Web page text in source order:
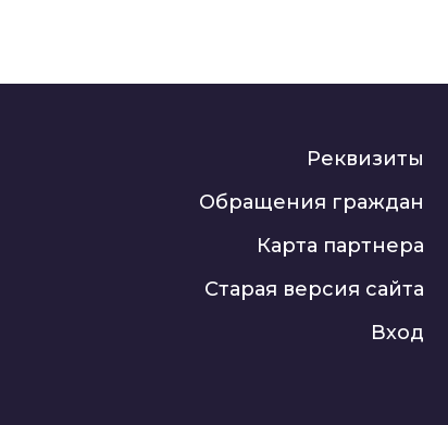
Рабочая программа
Рабочая программа
Рабочая программа
Реквизиты
Обращения граждан
Карта партнера
Старая версия сайта
Вход